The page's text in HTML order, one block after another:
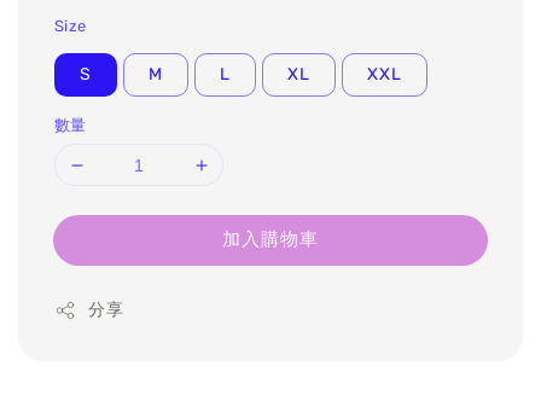
Size
S M L XL XXL
數量
加入購物車
分享